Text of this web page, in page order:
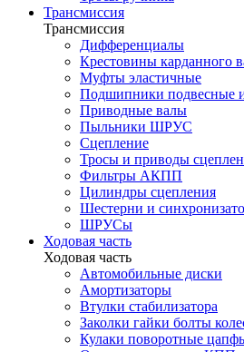
Трансмиссия
Трансмиссия
Дифференциалы
Крестовины карданного
Муфты эластичные
Подшипники подвесные
Приводные валы
Пыльники ШРУС
Сцепление
Тросы и приводы
Фильтры АКПП
Цилиндры сцепления
Шестерни и
ШРУСы
Ходовая часть
Ходовая часть
Автомобильные диски
Амортизаторы
Втулки стабилизатора
Заколки гайки болты
Кулаки поворотные